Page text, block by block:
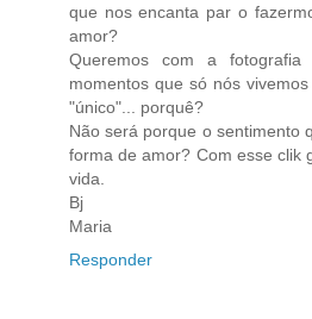
que nos encanta par o
amor?
Queremos com a fotografia
momentos que só nós
"único"... porquê?
Não será porque o sentimento
forma de amor? Com esse clik
vida.
Bj
Maria
Responder